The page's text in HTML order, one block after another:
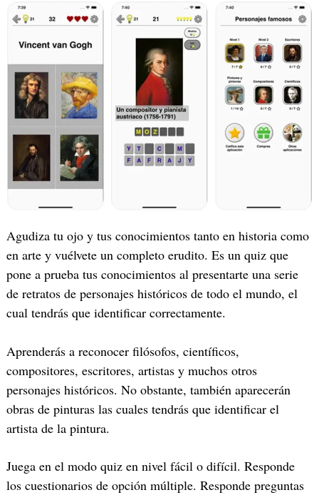
‎Agudiza tu ojo y tus conocimientos tanto en historia como
en arte y vuélvete un completo erudito. Es un quiz que
pone a prueba tus conocimientos al presentarte una serie
de retratos de personajes históricos de todo el mundo, el
cual tendrás que identificar correctamente.
Aprenderás a reconocer filósofos, científicos,
compositores, escritores, artistas y muchos otros
personajes históricos. No obstante, también aparecerán
obras de pinturas las cuales tendrás que identificar el
artista de la pintura.
Juega en el modo quiz en nivel fácil o difícil. Responde
los cuestionarios de opción múltiple. Responde preguntas